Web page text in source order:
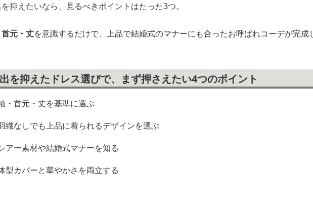
抑えたいなら、見るべきポイントはたった3つ。
元・丈を意識するだけで、上品で結婚式のマナーにも合ったお呼ばれコーデが完成
を抑えたドレス選びで、まず押さえたい4つのポイント
・首元・丈を基準に選ぶ
織なしでも上品に着られるデザインを選ぶ
アー素材や結婚式マナーを知る
型カバーと華やかさを両立する